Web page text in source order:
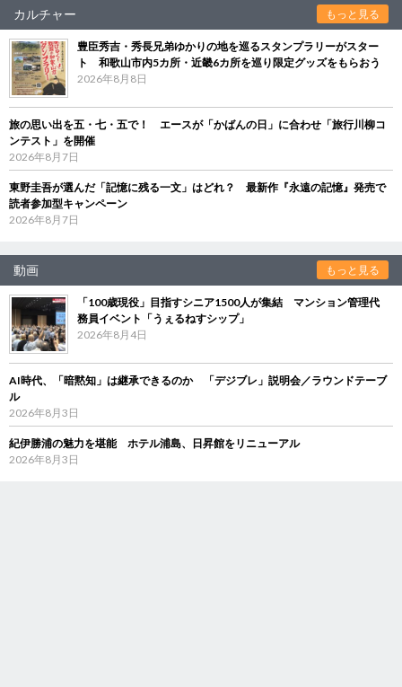
カルチャー もっと見る
豊臣秀吉・秀長兄弟ゆかりの地を巡るスタンプラリーがスター
ト 和歌山市内5カ所・近畿6カ所を巡り限定グッズをもらおう
2026年8月8日
旅の思い出を五・七・五で！ エースが「かばんの日」に合わせ「旅行川柳コ
ンテスト」を開催
2026年8月7日
東野圭吾が選んだ「記憶に残る一文」はどれ？ 最新作『永遠の記憶』発売で
読者参加型キャンペーン
2026年8月7日
動画 もっと見る
「100歳現役」目指すシニア1500人が集結 マンション管理代
務員イベント「うぇるねすシップ」
2026年8月4日
AI時代、「暗黙知」は継承できるのか 「デジブレ」説明会／ラウンドテーブ
ル
2026年8月3日
紀伊勝浦の魅力を堪能 ホテル浦島、日昇館をリニューアル
2026年8月3日